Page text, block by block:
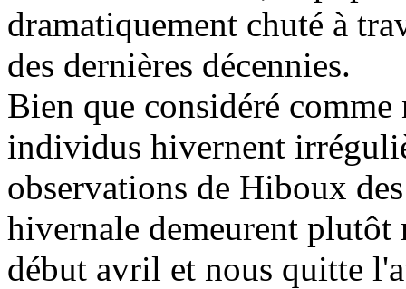
dramatiquement chuté à
des dernières décennies.
Bien que considéré
individus hivernent
observations de Hiboux
hivernale demeurent
début avril et nous quitte